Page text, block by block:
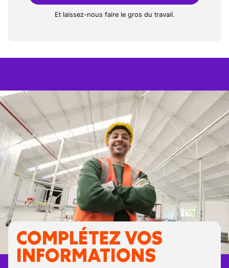
Et laissez-nous faire le gros du travail.
COMPLÉTEZ VOS
INFORMATIONS